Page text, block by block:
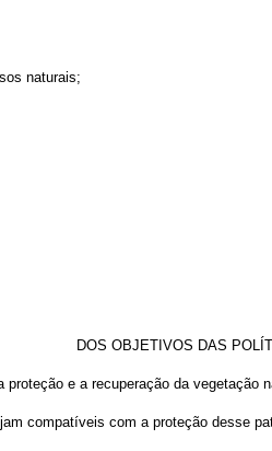
naturais;
DOS OBJETIVOS DAS
e a recuperação da
compatíveis com a proteção desse